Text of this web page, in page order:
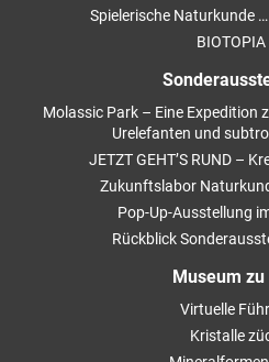
Spielerische Naturkunde
Molassic Park – Eine Expedition
Urelefanten und
JETZT GEHT’S RUND –
Zukunftslabor
Pop-Up-Ausstellung
Rückblick
Museum
Virtuelle
Kristalle